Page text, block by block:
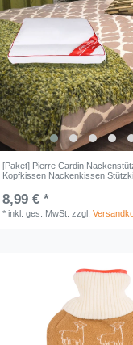
[Paket] Pierre Cardin
Kopfkissen Nackenkissen
8,99 € *
*inkl. ges. MwSt. zzgl.